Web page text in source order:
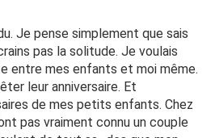
Je pense simplement que sais
pas la solitude. Je voulais
entre mes enfants et moi même.
leur anniversaire. Et
de mes petits enfants. Chez
pas vraiment connu un couple